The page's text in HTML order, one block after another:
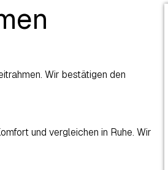
Wir bestätigen den
und vergleichen in Ruhe. Wir